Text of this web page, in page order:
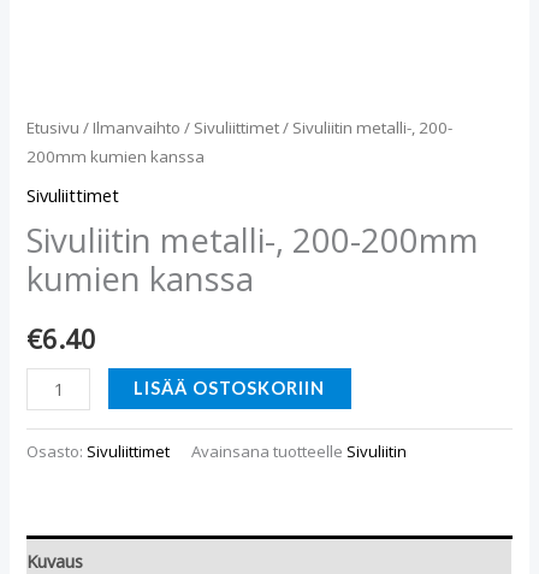
Etusivu / Ilmanvaihto / Sivuliittimet/ Sivuliitin metalli-, 200-
200mm kumien kanssa
Sivuliittimet
Sivuliitin metalli-, 200-200mm
kumien kanssa
€6.40
LISÄÄ OSTOSKORIIN
Osasto: Sivuliittimet Avainsana tuotteelle Sivuliitin
Kuvaus